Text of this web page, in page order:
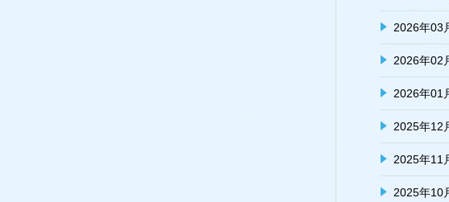
2026年03
2026年02
2026年01
2025年12
2025年11
2025年10